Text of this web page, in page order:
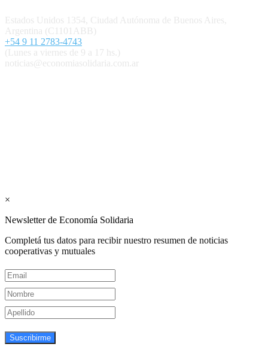
Estados Unidos 1354, Ciudad Autónoma de Buenos Aires,
Argentina (C1101ABB)
+54 9 11 2783-4743
(Lunes a viernes de 9 a 17 hs.)
noticias@economiasolidaria.com.ar
×
Newsletter de Economía Solidaria
Completá tus datos para recibir nuestro resumen de noticias
cooperativas y mutuales
Suscribirme